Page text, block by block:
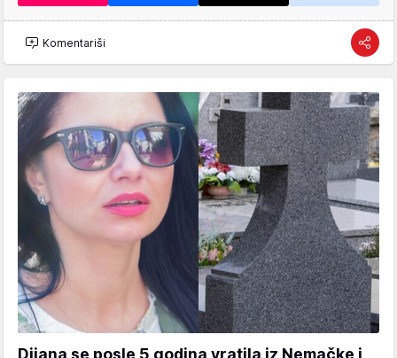
Komentariši
Dijana se posle 5 godina vratila iz Nemačke i